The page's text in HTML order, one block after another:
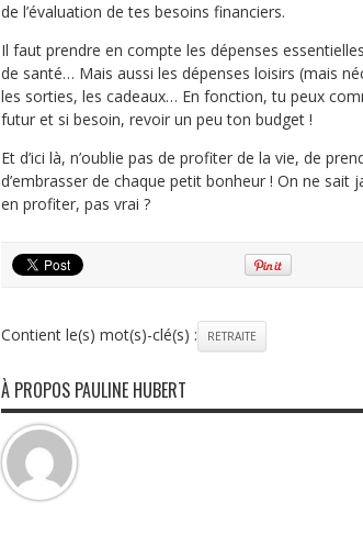
de l’évaluation de tes besoins financiers.
Il faut prendre en compte les dépenses
de santé… Mais aussi les dépenses loisirs (mais
les sorties, les cadeaux… En fonction, tu peux
futur et si besoin, revoir un peu ton budget !
Et d’ici là, n’oublie pas de profiter de la vie, de
d’embrasser de chaque petit bonheur ! On ne
en profiter, pas vrai ?
Contient le(s) mot(s)-clé(s) : RETRAITE
À PROPOS PAULINE HUBERT